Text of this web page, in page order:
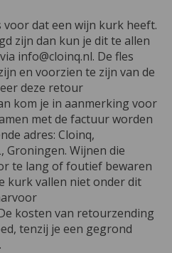
voor dat een wijn kurk heeft.
zijn dan kun je dit te allen
info@cloinq.nl. De fles
en voorzien te zijn van de
deze retour
kom je in aanmerking voor
met de factuur worden
adres: Cloinq,
Groningen. Wijnen die
te lang of foutief bewaren
kurk vallen niet onder dit
kosten van retourzending
tenzij je een gegrond